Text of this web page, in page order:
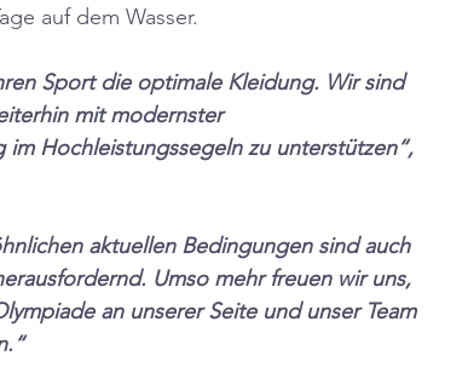
auf dem Wasser.
Sport die optimale Kleidung. Wir sind
mit modernster
Hochleistungssegeln zu unterstützen“,
aktuellen Bedingungen sind auch
Umso mehr freuen wir uns,
an unserer Seite und unser Team